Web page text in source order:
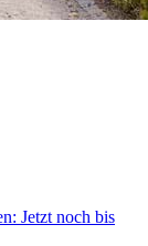
Jetzt noch bis